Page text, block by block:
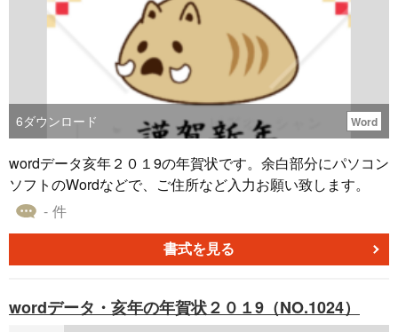
6ダウンロード Word
wordデータ亥年２０１9の年賀状です。余白部分にパソコン
ソフトのWordなどで、ご住所など入力お願い致します。
- 件
書式を見る
wordデータ・亥年の年賀状２０１9（NO.1024）